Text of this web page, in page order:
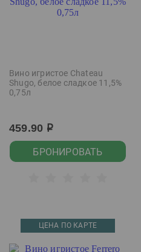
Вино игристое Chateau
Shugo, белое сладкое 11,5%
0,75л
459.90 р
БРОНИРОВАТЬ
ЦЕНА ПО КАРТЕ